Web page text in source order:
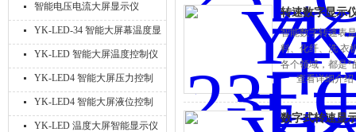
智能电压电流大屏显示仪
YK-LED-34 智能大屏幕温度显
示仪
YK-LED 智能大屏温度控制仪
YK-LED4 智能大屏压力控制
仪
YK-LED4 智能大屏液位控制
仪
YK-LED 温度大屏智能显示仪
转速数字显示
智能数字转速表
料、化纤、洗 衣
各个领域，都是*
查看详细介绍
数字式转速显